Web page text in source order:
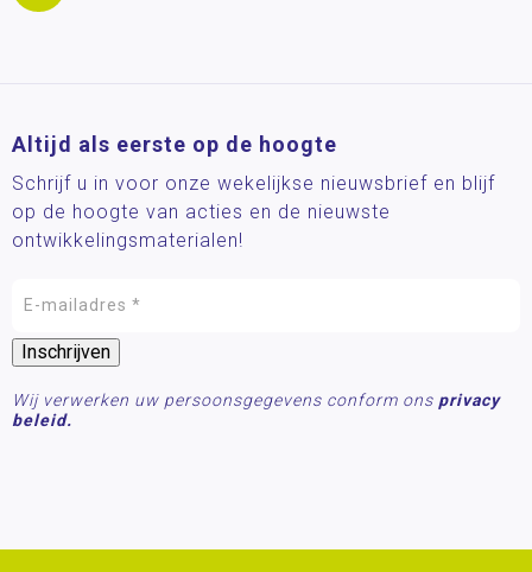
Altijd als eerste op de hoogte
Schrijf u in voor onze wekelijkse nieuwsbrief en blijf
op de hoogte van acties en de nieuwste
ontwikkelingsmaterialen!
Wij verwerken uw persoonsgegevens conform ons privacy
beleid.